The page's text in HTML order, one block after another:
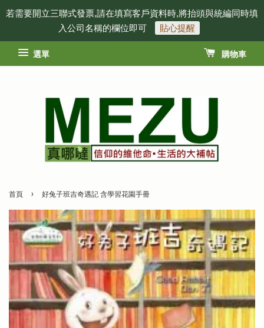
若需要開立三聯式發票,請在填寫客戶資料時,將抬頭與統編同時填
入公司名稱的欄位即可
貼心提醒
選單 購物車
首頁 › 好兔子班吉奇遇記 含學習花園手冊